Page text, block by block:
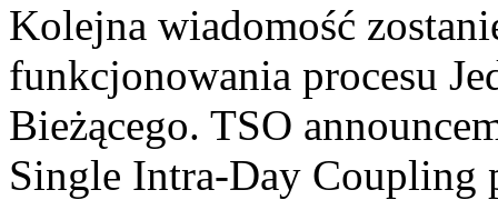
Kolejna wiadomość
funkcjonowania procesu
Bieżącego. TSO
Single Intra-Day Coupling